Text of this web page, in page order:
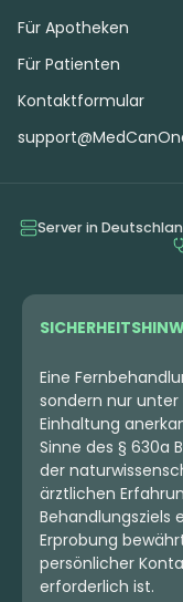
Für Apotheken
Für Patienten
Kontaktformular
Server in
Eine
sondern nur unter
Einhaltung
Sinne des § 630a
der
ärztlichen
Behandlungsziels
Erprobung
persönlicher
erforderlich ist.